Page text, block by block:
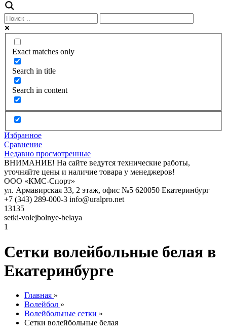
Exact matches only
Search in title
Search in content
Избранное
Сравнение
Недавно просмотренные
ВНИМАНИЕ! На сайте ведутся технические работы,
уточняйте цены и наличие товара у менеджеров!
ООО «КМС-Спорт»
ул. Армавирская 33, 2 этаж, офис №5 620050 Екатеринбург
+7 (343) 289-000-3 info@uralpro.net
13135
setki-volejbolnye-belaya
1
Сетки волейбольные белая в
Екатеринбурге
Главная »
Волейбол »
Волейбольные сетки »
Сетки волейбольные белая